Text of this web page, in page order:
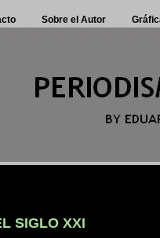
Sobre el Autor
SIGLO XXI